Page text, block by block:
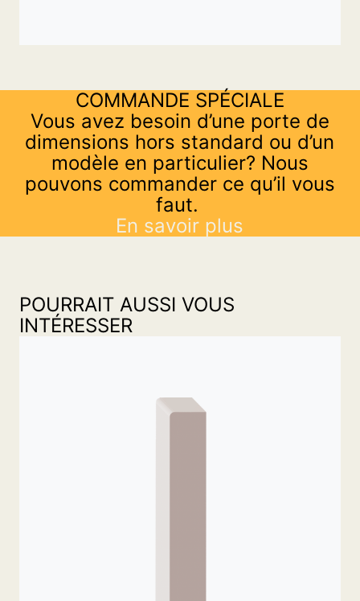
COMMANDE SPÉCIALE
Vous avez besoin d’une porte de
dimensions hors standard ou d’un
modèle en particulier? Nous
pouvons commander ce qu’il vous
faut.
En savoir plus
POURRAIT AUSSI VOUS
INTÉRESSER